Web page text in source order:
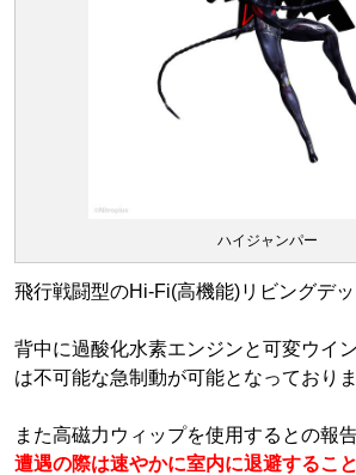
ハイジャンパー
飛行戦闘型のHi-Fi(高機能)リビングデッ
背中に過酸化水素エンジンと可変ウイ
は不可能な急制動が可能となっておりま
また高磁力ウィップを使用するとの報
遭遇の際は速やかに室内に退避するこ